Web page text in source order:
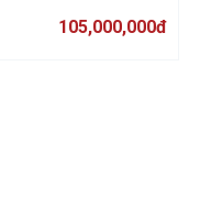
105,000,000đ